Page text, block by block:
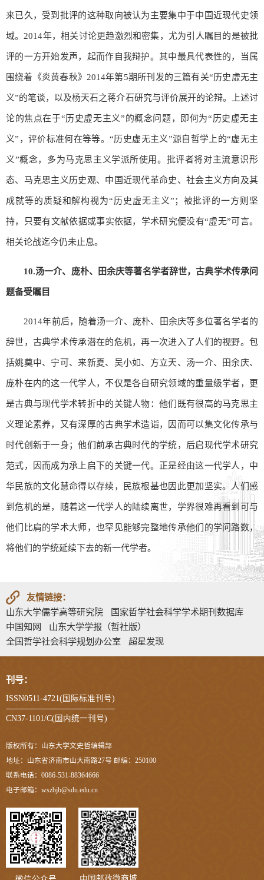
来已久，受到批评的这种取向被认为主要集中于中国近现代史领
域。2014年，相关讨论更趋激烈和密集，尤为引人瞩目的是被批
评的一方开始发声，起而作自我辩护。其中最具代表性的，当属
围绕着《炎黄春秋》2014年第5期所刊发的三篇有关“历史虚无主
义”的笔谈，以及杨天石之蒋介石研究与评价展开的论辩。上述讨
论的焦点在于“历史虚无主义”的概念问题，即何为“历史虚无主
义”，评价标准何在等等。“历史虚无主义”源自哲学上的“虚无主
义”概念，多为马克思主义学派所使用。批评者将对主流意识形
态、马克思主义历史观、中国近现代革命史、社会主义方向及其
成就等的质疑和解构视为“历史虚无主义”；被批评的一方则坚
持，只要有文献依据或事实依据，学术研究便没有“虚无”可言。
相关论战迄今仍未止息。
10.汤一介、庞朴、田余庆等著名学者辞世，古典学术传承问
题备受瞩目
2014年前后，随着汤一介、庞朴、田余庆等多位著名学者的
辞世，古典学术传承潜在的危机，再一次进入了人们的视野。包
括姚奠中、宁可、来新夏、吴小如、方立天、汤一介、田余庆、
庞朴在内的这一代学人，不仅是各自研究领域的重量级学者，更
是古典与现代学术转折中的关键人物：他们既有很高的马克思主
义理论素养，又有深厚的古典学术造诣，因而可以集文化传承与
时代创新于一身；他们前承古典时代的学统，后启现代学术研究
范式，因而成为承上启下的关键一代。正是经由这一代学人，中
华民族的文化慧命得以存续，民族根基也因此更加坚实。人们感
到危机的是，随着这一代学人的陆续离世，学界很难再看到可与
他们比肩的学术大师，也罕见能够完整地传承他们的学问路数，
将他们的学统延续下去的新一代学者。
友情链接：
山东大学儒学高等研究院
国家哲学社会科学学术期刊数据库
中国知网
山东大学学报（哲社版）
全国哲学社会科学规划办公室
超星发现
刊号：
ISSN0511-4721(国际标准刊号)
CN37-1101/C(国内统一刊号)
版权所有：山东大学文史哲编辑部
地址：山东省济南市山大南路27号 邮编：250100
联系电话：0086-531-88364666
电子邮箱：wszbjb@sdu.edu.cn